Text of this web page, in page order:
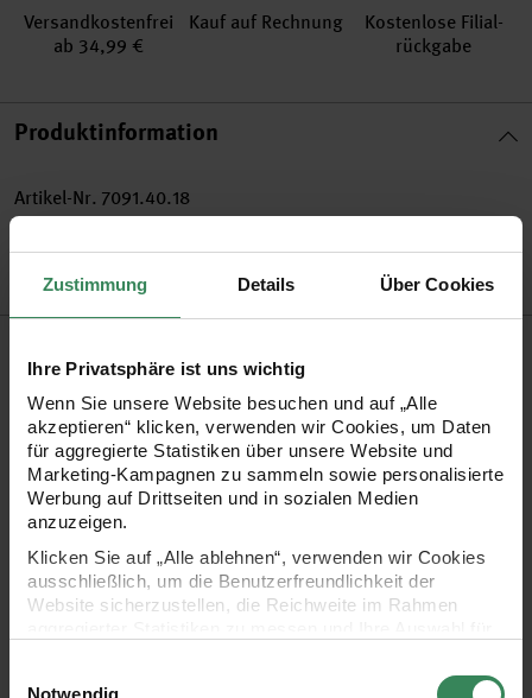
Zustimmung Details Über Cookies
Ihre Privatsphäre ist uns wichtig
Wenn Sie unsere Website besuchen und auf „Alle
akzeptieren“ klicken, verwenden wir Cookies, um Daten
für aggregierte Statistiken über unsere Website und
Marketing-Kampagnen zu sammeln sowie personalisierte
Werbung auf Drittseiten und in sozialen Medien
anzuzeigen.
Klicken Sie auf „Alle ablehnen“, verwenden wir Cookies
ausschließlich, um die Benutzerfreundlichkeit der
Website sicherzustellen, die Reichweite im Rahmen
Ihre Einwilligung ist freiwillig und kann jederzeit über den
Notwendig
Versand­kosten­frei
ab 34,99 €
Kauf auf Rechnung
Kosten­lose Filial­
rückgabe
Produktinformation
Artikel-Nr. 7091.40.18
Entdecken Sie die fantastische Welt der itoshii beads. Es
erwartet Sie eine grandiose Vielfalt an farbenfrohen
Glasperlen. Ob Armbänder, Ketten, Ringe oder
Schlüsselanhänger – die Perlen sind vielseitig einsetzbar und
gearbeiteten itoshii cubes sind würfelförmige Rocailles, die
in Japan hergestellt wurden. Die gleichmäßig gearbeiteten
Ihre Schmuckstücke mit der angesagten geometrischen Form